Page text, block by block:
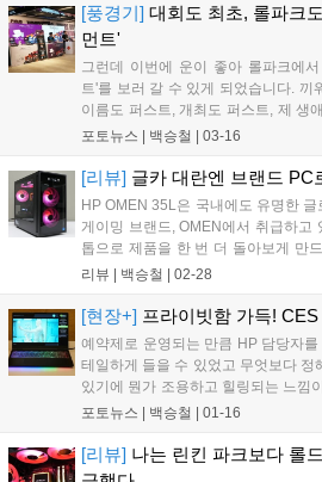
스널 시스템 카테고리 전무는 "게이
상을 넘어, 각 사용자의 플레이 스타
성하는 핵심 기술로 자리잡고 있다.
라 게이머 개개인의 특성을 반영한
며...
[풍경기] 대회도 최초, 롤파크
먼트'
그런데 이번에 운이 좋아 롤파크에
트'를 보러 갈 수 있게 되었습니다. 끼
이름도 퍼스트, 개최도 퍼스트, 제 생
의 첫 번째 스플릿에서 우승한 팀만
과 롤파크 내부의 공간이 분리되어
대회장 앞에는 직관 몇 번 오신 분들
등 스폰서 부스들도 작게 위치하고 있
포토뉴스 | 백승철 03-16
[리뷰] 글카 대란엔 브랜드 PC
HP OMEN 35L은 국내에도 유명한
게이밍 브랜드, OMEN에서 취급하고
톱으로 제품을 한 번 더 돌아보게 만
상급의 PC 시장 장악의 노하우가 담
포츠 대회에 참여하는 프로게이머들
임했다....
리뷰 | 백승철 02-28
[현장+] 프라이빗함 가득!
예약제로 운영되는 만큼 HP 담당자
테일하게 들을 수 있었고 무엇보다 정
있기에 뭔가 조용하고 힐링되는 느낌
물론 공개된 신제품들도 너무 마음에
로 담아봤습니다....
포토뉴스 | 백승철 01-16
[리뷰] 나는 린킨 파크보다 롤